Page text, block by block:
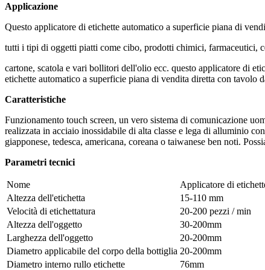
Applicazione
Questo applicatore di etichette automatico a superficie piana di
tutti i tipi di oggetti piatti come cibo, prodotti chimici, farmaceutici,
cartone, scatola e vari bollitori dell'olio ecc. questo applicatore di
etichette automatico a superficie piana di vendita diretta con
Caratteristiche
Funzionamento touch screen, un vero sistema di comunicazione
realizzata in acciaio inossidabile di alta classe e lega di alluminio
giapponese, tedesca, americana, coreana o taiwanese ben noti.
Parametri tecnici
Nome
Applicatore di
Altezza dell'etichetta
15-110 mm
Velocità di etichettatura
20-200 pezzi / min
Altezza dell'oggetto
30-200mm
Larghezza dell'oggetto
20-200mm
Diametro applicabile del corpo della bottiglia 20-200mm
Diametro interno rullo etichette
76mm